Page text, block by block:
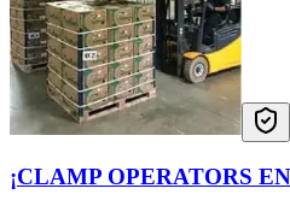
¡CLAMP OPERATORS